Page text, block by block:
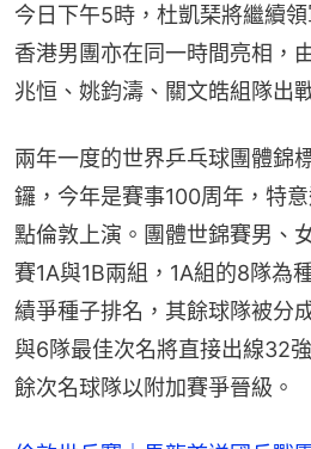
今日下午5時，杜凱琹將繼續領
香港男團亦在同一時間亮相，
兆恒、姚鈞濤、關文皓組隊出
兩年一度的世界乒乓球團體錦
鑼，今年是賽事100周年，特
點倫敦上演。團體世錦賽男、
賽1A與1B兩組，1A組的8隊為
績爭種子排名，其餘球隊被分
與6隊最佳次名將直接出線32
餘次名球隊以附加賽爭晉級。